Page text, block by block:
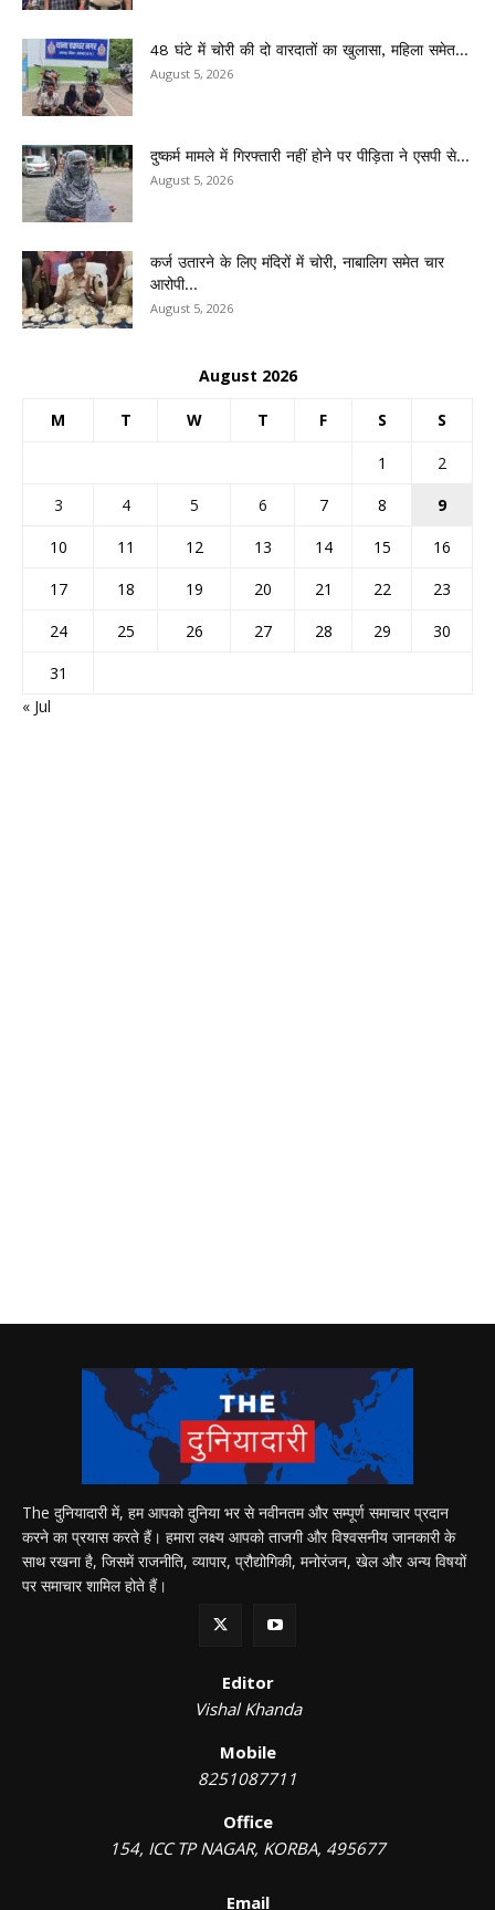
48 घंटे में चोरी की दो वारदातों का खुलासा, महिला समेत...
August 5, 2026
दुष्कर्म मामले में गिरफ्तारी नहीं होने पर पीड़िता ने एसपी से...
August 5, 2026
कर्ज उतारने के लिए मंदिरों में चोरी, नाबालिग समेत चार
आरोपी...
August 5, 2026
August 2026
M T W T F S S
1
2
3
4 5 6 7 8
9
10
11 12 13 14 15
16
17
18 19 20 21 22
23
24
25 26 27 28 29
30
31
« Jul
The दुनियादारी में, हम आपको दुनिया भर से नवीनतम और सम्पूर्ण समाचार प्रदान
करने का प्रयास करते हैं। हमारा लक्ष्य आपको ताजगी और विश्वसनीय जानकारी के
साथ रखना है, जिसमें राजनीति, व्यापार, प्रौद्योगिकी, मनोरंजन, खेल और अन्य विषयों
पर समाचार शामिल होते हैं।
Editor
Vishal Khanda
Mobile
8251087711
Office
154, ICC TP NAGAR, KORBA, 495677
Email